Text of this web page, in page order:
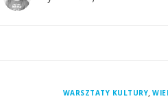
WARSZTATY KULTURY,